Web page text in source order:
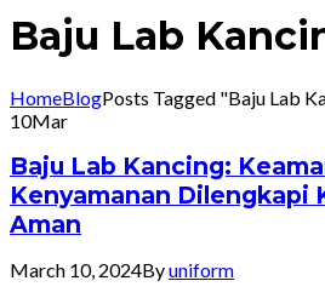
Baju Lab
HomeBlogPosts Tagged "Baju Lab
10Mar
Baju Lab Kancing:
Kenyamanan Dilengkapi
Aman
March 10, 2024Byuniform